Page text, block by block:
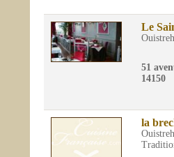
Le
51
14150
la